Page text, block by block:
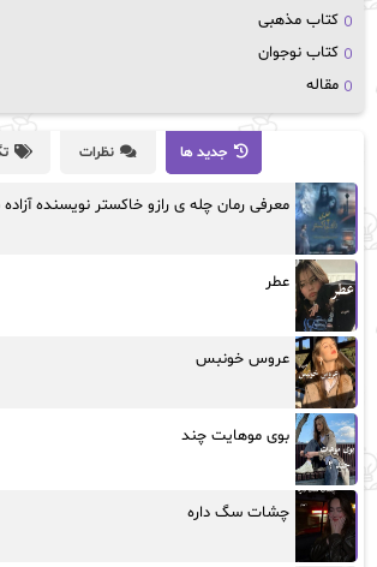
کتاب مذهبی
کتاب نوجوان
مقاله
جدید ها نظرات
معرفی رمان چله ی رازو خاکستر نویسنده
عطر
عروس خونبس
بوی موهایت چند
چشات سگ داره